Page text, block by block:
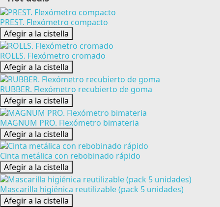
PREST. Flexómetro compacto
Afegir a la cistella
ROLLS. Flexómetro cromado
Afegir a la cistella
RUBBER. Flexómetro recubierto de goma
Afegir a la cistella
MAGNUM PRO. Flexómetro bimateria
Afegir a la cistella
Cinta metálica con rebobinado rápido
Afegir a la cistella
Mascarilla higiénica reutilizable (pack 5 unidades)
Afegir a la cistella